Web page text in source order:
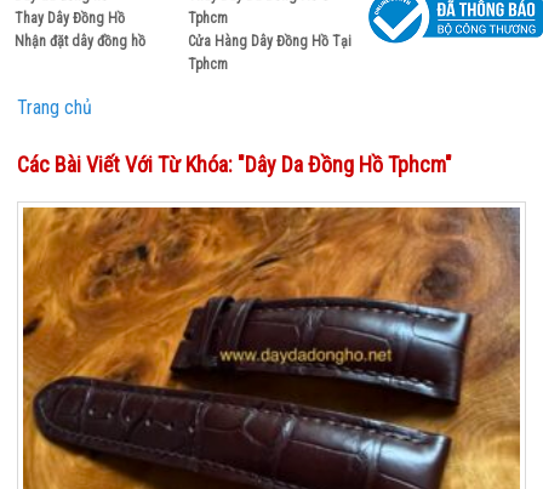
Thay Dây Đồng Hồ
Nhận đặt dây đồng hồ
Tphcm
Cửa Hàng Dây Đồng Hồ Tại
Tphcm
Trang chủ
Các Bài Viết Với Từ Khóa: "dây Da Đồng Hồ Tphcm"